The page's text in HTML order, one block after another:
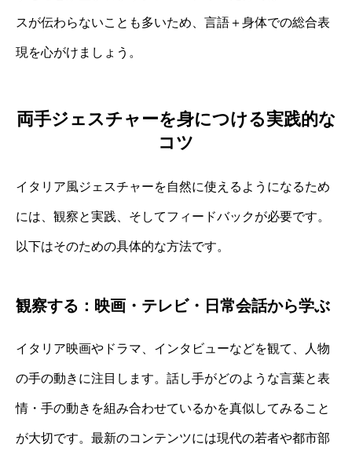
スが伝わらないことも多いため、言語＋身体での総合表
現を心がけましょう。
両手ジェスチャーを身につける実践的な
コツ
イタリア風ジェスチャーを自然に使えるようになるため
には、観察と実践、そしてフィードバックが必要です。
以下はそのための具体的な方法です。
観察する：映画・テレビ・日常会話から学ぶ
イタリア映画やドラマ、インタビューなどを観て、人物
の手の動きに注目します。話し手がどのような言葉と表
情・手の動きを組み合わせているかを真似してみること
が大切です。最新のコンテンツには現代の若者や都市部